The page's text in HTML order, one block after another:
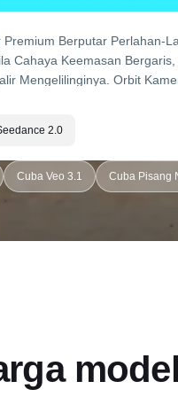
2.0
Cuba Veo 3.1 Cuba Pisang